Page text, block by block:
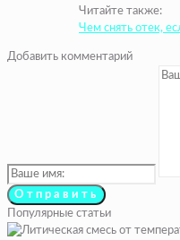
Читайте также:
Чем снять отек,
Добавить комментарий
Популярные статьи